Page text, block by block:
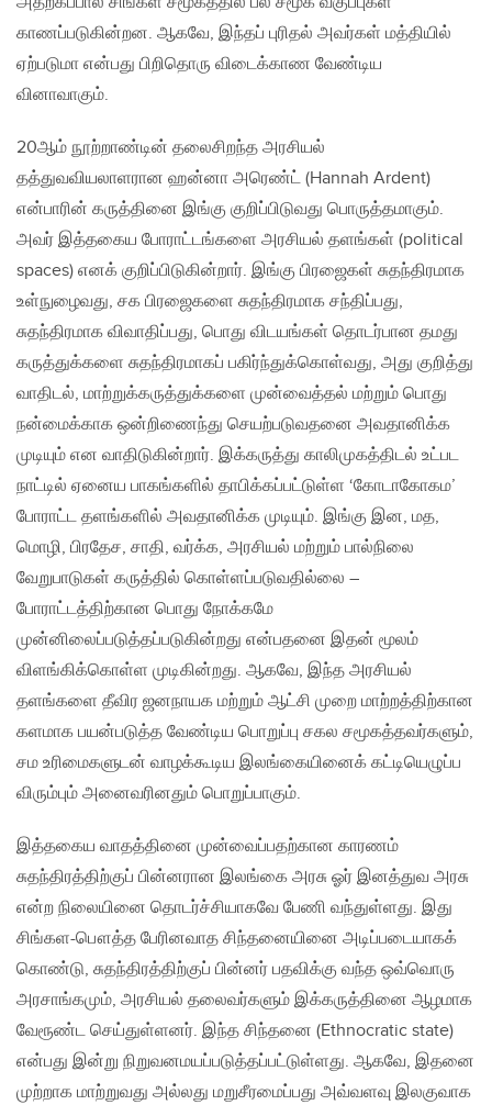
காணப்படுகின்றன. ஆகவே, இந்தப் புரிதல் அவர்கள் மத்தியில்
ஏற்படுமா என்பது பிறிதொரு விடைக்காண வேண்டிய
வினாவாகும்.
20ஆம் நூற்றாண்டின் தலைசிறந்த அரசியல்
தத்துவவியலாளரான ஹன்னா அரெண்ட் (Hannah Ardent)
என்பாரின் கருத்தினை இங்கு குறிப்பிடுவது பொருத்தமாகும்.
அவர் இத்தகைய போராட்டங்களை அரசியல் தளங்கள் (political
spaces) எனக் குறிப்பிடுகின்றார். இங்கு பிரஜைகள் சுதந்திரமாக
உள்நுழைவது, சக பிரஜைகளை சுதந்திரமாக சந்திப்பது,
சுதந்திரமாக விவாதிப்பது, பொது விடயங்கள் தொடர்பான தமது
கருத்துக்களை சுதந்திரமாகப் பகிர்ந்துக்கொள்வது, அது குறித்து
வாதிடல், மாற்றுக்கருத்துக்களை முன்வைத்தல் மற்றும் பொது
நன்மைக்காக ஒன்றிணைந்து செயற்படுவதனை அவதானிக்க
முடியும் என வாதிடுகின்றார். இக்கருத்து காலிமுகத்திடல் உட்பட
நாட்டில் ஏனைய பாகங்களில் தாபிக்கப்பட்டுள்ள ‘கோடாகோகம’
போராட்ட தளங்களில் அவதானிக்க முடியும். இங்கு இன, மத,
மொழி, பிரதேச, சாதி, வர்க்க, அரசியல் மற்றும் பால்நிலை
வேறுபாடுகள் கருத்தில் கொள்ளப்படுவதில்லை –
போராட்டத்திற்கான பொது நோக்கமே
முன்னிலைப்படுத்தப்படுகின்றது என்பதனை இதன் மூலம்
விளங்கிக்கொள்ள முடிகின்றது. ஆகவே, இந்த அரசியல்
தளங்களை தீவிர ஜனநாயக மற்றும் ஆட்சி முறை மாற்றத்திற்கான
களமாக பயன்படுத்த வேண்டிய பொறுப்பு சகல சமூகத்தவர்களும்,
சம உரிமைகளுடன் வாழக்கூடிய இலங்கையினைக் கட்டியெழுப்ப
விரும்பும் அனைவரினதும் பொறுப்பாகும்.
இத்தகைய வாதத்தினை முன்வைப்பதற்கான காரணம்
சுதந்திரத்திற்குப் பின்னரான இலங்கை அரசு ஓர் இனத்துவ அரசு
என்ற நிலையினை தொடர்ச்சியாகவே பேணி வந்துள்ளது. இது
சிங்கள-பௌத்த பேரினவாத சிந்தனையினை அடிப்படையாகக்
கொண்டு, சுதந்திரத்திற்குப் பின்னர் பதவிக்கு வந்த ஒவ்வொரு
அரசாங்கமும், அரசியல் தலைவர்களும் இக்கருத்தினை ஆழமாக
வேரூண்ட செய்துள்ளனர். இந்த சிந்தனை (Ethnocratic state)
என்பது இன்று நிறுவனமயப்படுத்தப்பட்டுள்ளது. ஆகவே, இதனை
முற்றாக மாற்றுவது அல்லது மறுசீரமைப்பது அவ்வளவு இலகுவாக